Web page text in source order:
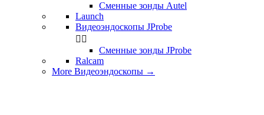
Сменные зонды Autel
Launch
Видеоэндоскопы JProbe
 
Сменные зонды JProbe
Ralcam
More Видеоэндоскопы →